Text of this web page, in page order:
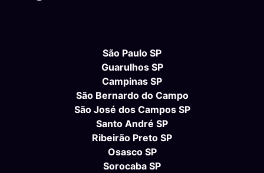
São Paulo SP
Guarulhos SP
Campinas SP
São Bernardo do Campo
São José dos Campos SP
Santo André SP
Ribeirão Preto SP
Osasco SP
Sorocaba SP